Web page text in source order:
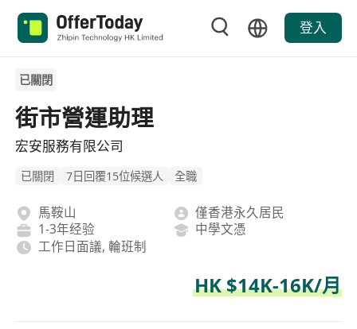
登入
已關閉
街市營運助理
宏安服務有限公司
已關閉 7日回覆15位候選人 全職
馬鞍山
僅香港永久居民
1-3年经验
中學文憑
工作日面議, 輪班制
HK $14K-16K/月